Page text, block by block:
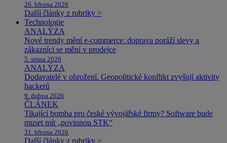
26. března 2026
Další články z rubriky >
Technologie
ANALÝZA
Nové trendy mění e-commerce: doprava poráží slevy a
zákazníci se mění v prodejce
5. srpna 2026
ANALÝZA
Dodavatelé v ohrožení. Geopolitické konflikt zvyšují aktivity
hackerů
9. dubna 2026
ČLÁNEK
Tikající bomba pro české vývojářské firmy? Software bude
muset mít „povinnou STK“
31. března 2026
Další články z rubriky >